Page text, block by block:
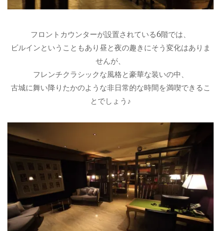
フロントカウンターが設置されている6階では、
ビルインということもあり昼と夜の趣きにそう変化はありま
せんが、
フレンチクラシックな風格と豪華な装いの中、
古城に舞い降りたかのような非日常的な時間を満喫できるこ
とでしょう♪